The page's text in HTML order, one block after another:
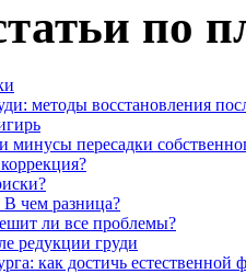
по
методы восстановления
пересадки
чем разница?
ли все проблемы?
редукции груди
как достичь